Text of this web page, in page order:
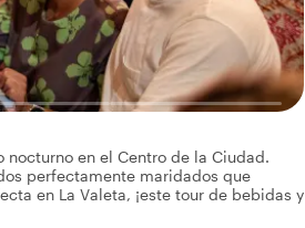
nocturno en el Centro de la Ciudad.
perfectamente maridados que
en La Valeta, ¡este tour de bebidas y